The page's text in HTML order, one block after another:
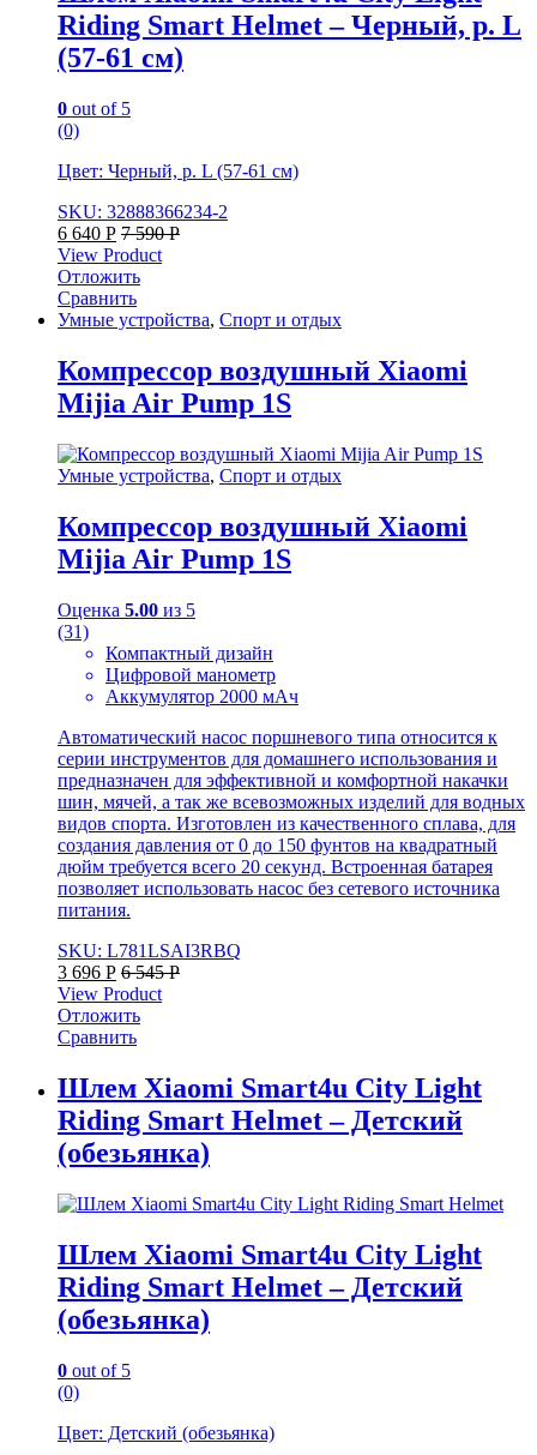
Riding Smart Helmet – Черный, р. L
(57-61 см)
0 out of 5
(0)
Цвет: Черный, р. L (57-61 см)
SKU: 32888366234-2
6 640 Р 7 590Р
View Product
Отложить
Сравнить
Умные устройства, Спорт и отдых
Компрессор воздушный Xiaomi
Mijia Air Pump 1S
Умные устройства, Спорт и отдых
Компрессор воздушный Xiaomi
Mijia Air Pump 1S
Оценка 5.00 из 5
(31)
Компактный дизайн
Цифровой манометр
Аккумулятор 2000 мАч
Автоматический насос поршневого типа относится к
серии инструментов для домашнего использования и
предназначен для эффективной и комфортной накачки
шин, мячей, а так же всевозможных изделий для водных
видов спорта. Изготовлен из качественного сплава, для
создания давления от 0 до 150 фунтов на квадратный
дюйм требуется всего 20 секунд. Встроенная батарея
позволяет использовать насос без сетевого источника
питания.
SKU: L781LSAI3RBQ
3 696 Р 6 545Р
View Product
Отложить
Сравнить
Шлем Xiaomi Smart4u City Light
Riding Smart Helmet – Детский
(обезьянка)
Шлем Xiaomi Smart4u City Light
Riding Smart Helmet – Детский
(обезьянка)
0 out of 5
(0)
Цвет: Детский (обезьянка)